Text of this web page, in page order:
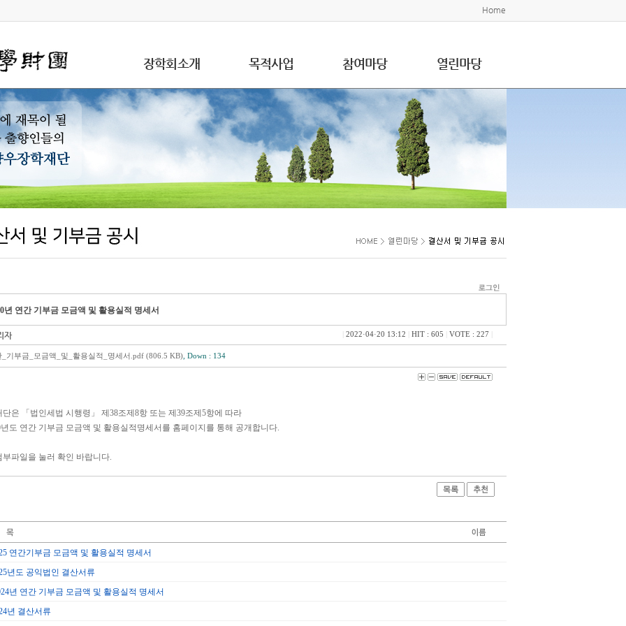
Home
장학회소개 목적사업 참여마당 열린마당
년 연간 기부금 모금액 및 활용실적 명세서
자 2022·04·20 13:12 HIT : 605 VOTE : 227
_기부금_모금액_및_활용실적_명세서.pdf (806.5 KB) , Down : 134
단은 「법인세법 시행령」 제38조제8항 또는 제39조제5항에 따라
년도 연간 기부금 모금액 및 활용실적명세서를 홈페이지를 통해 공개합니다.
부파일을 눌러 확인 바랍니다.
연간기부금 모금액 및 활용실적 명세서
년도 공익법인 결산서류
년 연간 기부금 모금액 및 활용실적 명세서
년 결산서류